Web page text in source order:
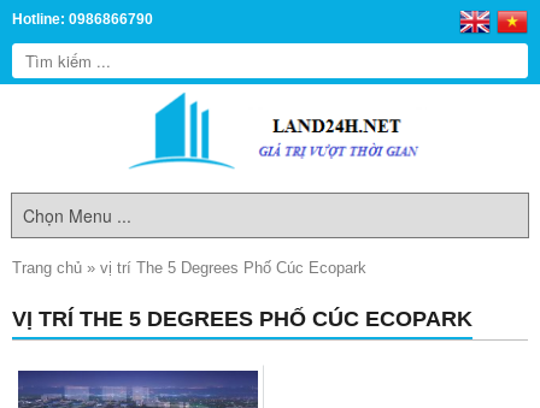
Hotline: 0986866790
Trang chủ » vị trí The 5 Degrees Phố Cúc Ecopark
VỊ TRÍ THE 5 DEGREES PHỐ CÚC ECOPARK